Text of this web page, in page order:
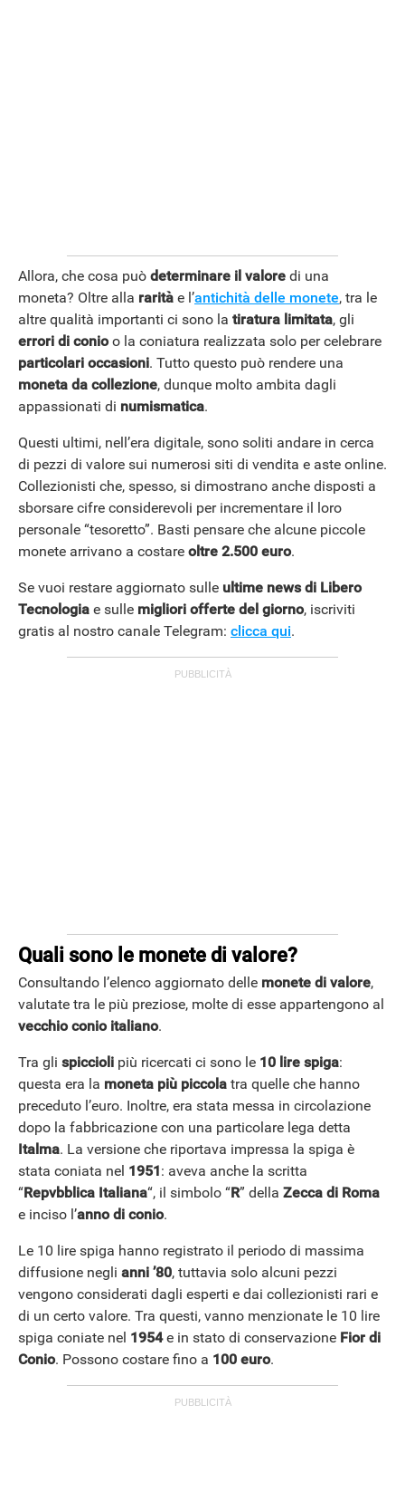
Allora, che cosa può determinare il valore di una
moneta? Oltre alla rarità e l’antichità delle monete, tra le
altre qualità importanti ci sono la tiratura limitata, gli
errori di conioo la coniatura realizzata solo per celebrare
particolari occasioni. Tutto questo può rendere una
moneta da collezione, dunque molto ambita dagli
appassionati di numismatica.
Questi ultimi, nell’era digitale, sono soliti andare in cerca
di pezzi di valore sui numerosi siti di vendita e aste online.
Collezionisti che, spesso, si dimostrano anche disposti a
sborsare cifre considerevoli per incrementare il loro
personale “tesoretto”. Basti pensare che alcune piccole
monete arrivano a costare oltre 2.500 euro.
Se vuoi restare aggiornato sulle ultime news di Libero
Tecnologia e sulle migliori offerte del giorno, iscriviti
gratis al nostro canale Telegram: clicca qui.
Quali sono le monete di valore?
Consultando l’elenco aggiornato delle monete di valore,
valutate tra le più preziose, molte di esse appartengono al
vecchio conio italiano.
Tra gli spiccioli più ricercati ci sono le 10 lire spiga:
questa era la moneta più piccola tra quelle che hanno
preceduto l’euro. Inoltre, era stata messa in circolazione
dopo la fabbricazione con una particolare lega detta
Italma. La versione che riportava impressa la spiga è
stata coniata nel 1951: aveva anche la scritta
“Repvbblica Italiana“, il simbolo “R” della Zecca di Roma
e inciso l’anno di conio.
Le 10 lire spiga hanno registrato il periodo di massima
diffusione negli anni ’80, tuttavia solo alcuni pezzi
vengono considerati dagli esperti e dai collezionisti rari e
di un certo valore. Tra questi, vanno menzionate le 10 lire
spiga coniate nel 1954e in stato di conservazione Fior di
Conio. Possono costare fino a 100 euro.